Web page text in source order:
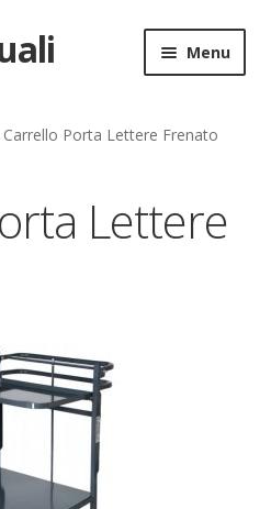
Menu
Carrello Porta Lettere Frenato
Lettere